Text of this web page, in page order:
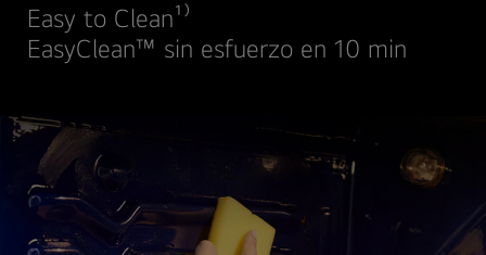
Easy to Clean¹⁾
EasyClean™ sin esfuerzo en 10 min